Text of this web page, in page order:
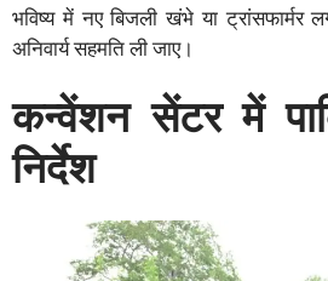
भविष्य में नए बिजली खंभे या ट्रांसफार्मर
अनिवार्य सहमति ली जाए।
कन्वेंशन सेंटर में
निर्देश